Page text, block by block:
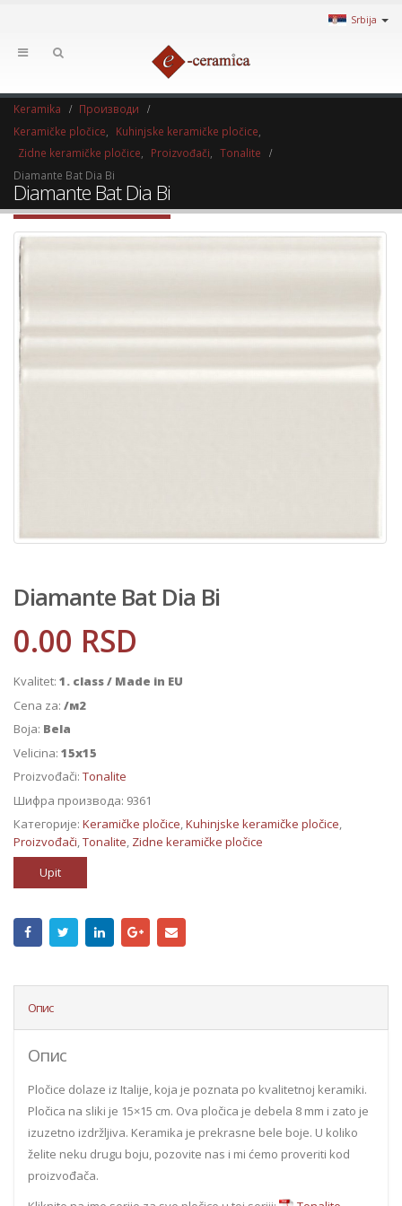
Srbija
Keramika
Производи
Keramičke pločice
Kuhinjske keramičke pločice
Zidne keramičke pločice
Proizvođači
Tonalite
Diamante Bat Dia Bi
Diamante Bat Dia Bi
Diamante Bat Dia Bi
0.00 RSD
Kvalitet: 1. class / Made in EU
Cena za: /м2
Boja: Bela
Velicina: 15x15
Proizvođači: Tonalite
Шифра производа: 9361
Категорије: Keramičke pločice,Kuhinjske keramičke pločice,
Proizvođači,Tonalite, Zidne keramičke pločice
Upit
Опис
Опис
Pločice dolaze iz Italije, koja je poznata po kvalitetnoj keramiki.
Pločica na sliki je 15×15 cm. Ova pločica je debela 8 mm i zato je
izuzetno izdržljiva. Keramika je prekrasne bele boje. U koliko
želite neku drugu boju, pozovite nas i mi ćemo proveriti kod
proizvođača.